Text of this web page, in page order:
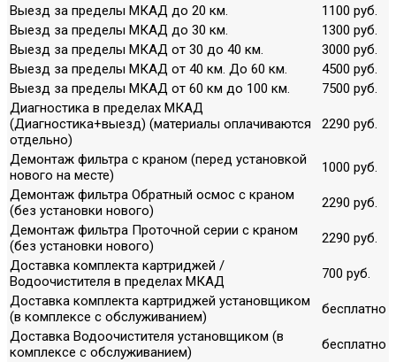
Выезд за пределы МКАД до 20 км.
1100 руб.
Выезд за пределы МКАД до 30 км.
1300 руб.
Выезд за пределы МКАД от 30 до 40 км.
3000 руб.
Выезд за пределы МКАД от 40 км. До 60 км.
4500 руб.
Выезд за пределы МКАД от 60 км до 100 км.
7500 руб.
Диагностика в пределах МКАД
(Диагностика+выезд) (материалы оплачиваются
отдельно)
2290 руб.
Демонтаж фильтра с краном (перед установкой
нового на месте)
1000 руб.
Демонтаж фильтра Обратный осмос с краном
(без установки нового)
2290 руб.
Демонтаж фильтра Проточной серии с краном
(без установки нового)
2290 руб.
Доставка комплекта картриджей /
Водоочистителя в пределах МКАД
700 руб.
Доставка комплекта картриджей установщиком
(в комплексе с обслуживанием)
бесплатно
Доставка Водоочистителя установщиком (в
комплексе с обслуживанием)
бесплатно